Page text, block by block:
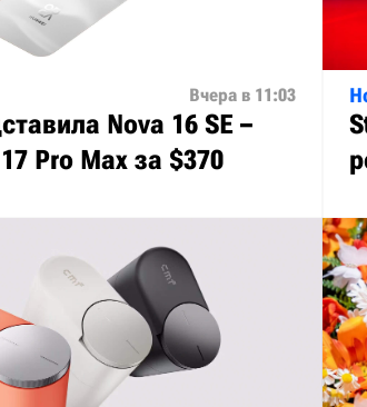
Вчера в 11:03
Nova 16 SE –
Pro Max за $370